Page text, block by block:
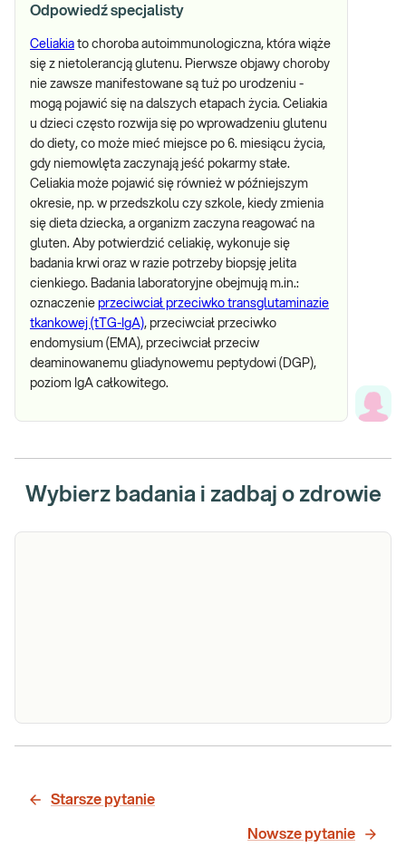
Odpowiedź specjalisty
Celiakia to choroba autoimmunologiczna, która wiąże
się z nietolerancją glutenu. Pierwsze objawy choroby
nie zawsze manifestowane są tuż po urodzeniu -
mogą pojawić się na dalszych etapach życia. Celiakia
u dzieci często rozwija się po wprowadzeniu glutenu
do diety, co może mieć miejsce po 6. miesiącu życia,
gdy niemowlęta zaczynają jeść pokarmy stałe.
Celiakia może pojawić się również w późniejszym
okresie, np. w przedszkolu czy szkole, kiedy zmienia
się dieta dziecka, a organizm zaczyna reagować na
gluten. Aby potwierdzić celiakię, wykonuje się
badania krwi oraz w razie potrzeby biopsję jelita
cienkiego. Badania laboratoryjne obejmują m.in.:
oznaczenie przeciwciał przeciwko transglutaminazie
tkankowej (tTG-IgA), przeciwciał przeciwko
endomysium (EMA), przeciwciał przeciw
deaminowanemu gliadynowemu peptydowi (DGP),
poziom IgA całkowitego.
Wybierz badania i zadbaj o zdrowie
P/c. p
tkankowej (anty-
Starsze pytanie
Nowsze pytanie